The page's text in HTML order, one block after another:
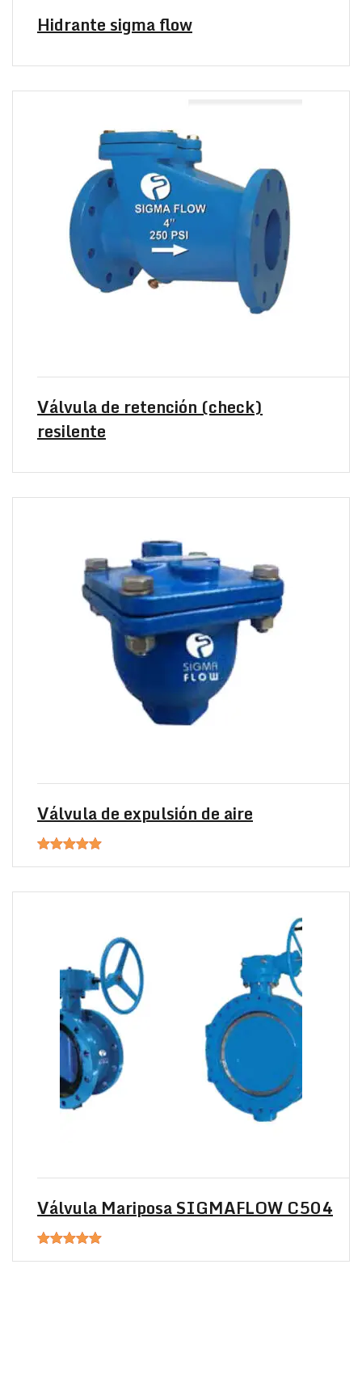
Hidrante sigma flow
Válvula de retención (check)
resilente
Válvula de expulsión de aire
Válvula Mariposa SIGMAFLOW C504